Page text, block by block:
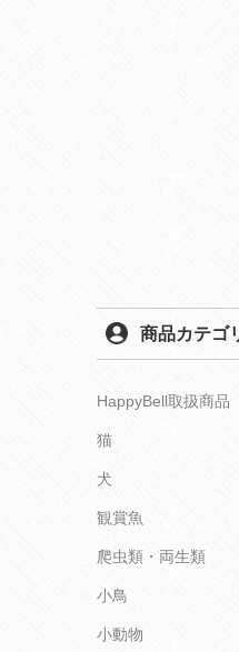
商品カテゴ
HappyBell取扱商品
猫
犬
観賞魚
爬虫類・両生類
小鳥
小動物